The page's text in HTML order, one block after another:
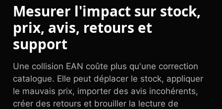
Mesurer l'impact sur stock,
prix, avis, retours et
support
Une collision EAN coûte plus qu'une correction
catalogue. Elle peut déplacer le stock, appliquer
le mauvais prix, importer des avis incohérents,
créer des retours et brouiller la lecture de